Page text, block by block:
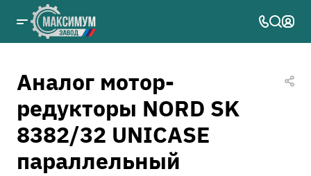
Аналог мотор-
редукторы NORD SK
8382/32 UNICASE
параллельный